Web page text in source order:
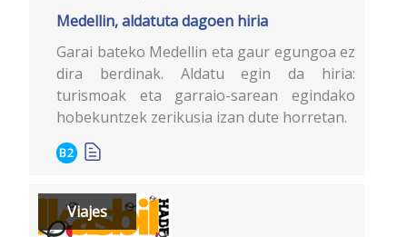
Medellin, aldatuta dagoen hiria
Garai bateko Medellin eta gaur egungoa ez
dira berdinak. Aldatu egin da hiria:
turismoak eta garraio-sarean egindako
hobekuntzek zerikusia izan dute horretan.
B2
Viajes